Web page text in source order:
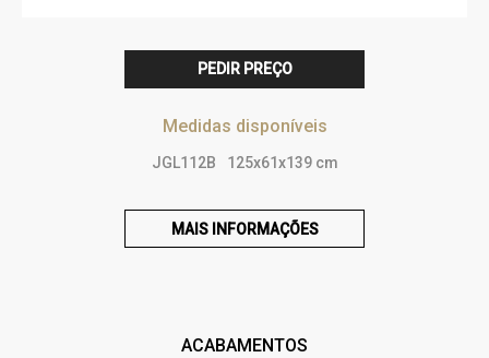
PEDIR PREÇO
Medidas disponíveis
JGL112B 125x61x139 cm
MAIS INFORMAÇÕES
ACABAMENTOS